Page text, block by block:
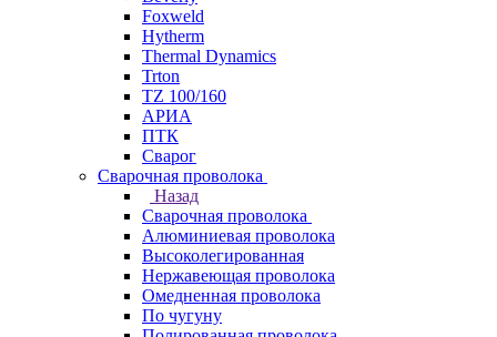
Foxweld
Hytherm
Thermal Dynamics
Trton
TZ 100/160
АРИА
ПТК
Сварог
Сварочная проволока
Назад
Сварочная проволока
Алюминиевая проволока
Высоколегированная
Нержавеющая проволока
Омедненная проволока
По чугуну